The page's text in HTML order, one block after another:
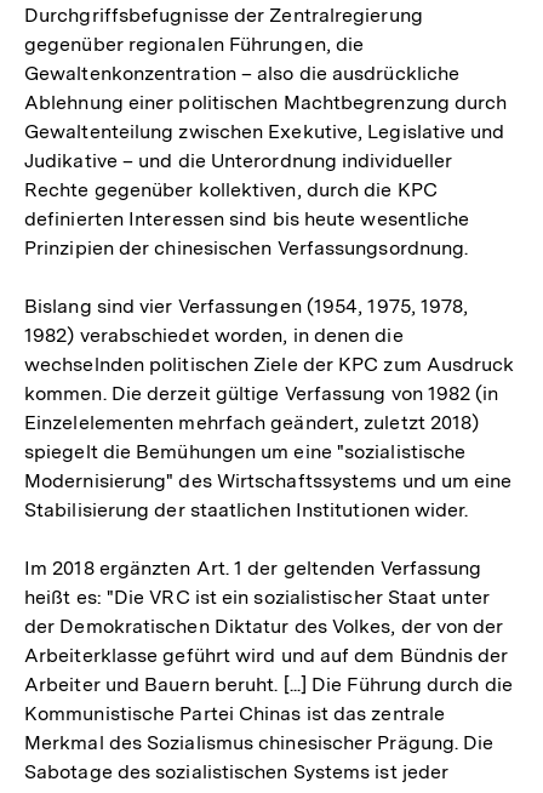
Durchgriffsbefugnisse der Zentralregierung
gegenüber regionalen Führungen, die
Gewaltenkonzentration – also die ausdrückliche
Ablehnung einer politischen Machtbegrenzung durch
Gewaltenteilung zwischen Exekutive, Legislative und
Judikative – und die Unterordnung individueller
Rechte gegenüber kollektiven, durch die KPC
definierten Interessen sind bis heute wesentliche
Prinzipien der chinesischen Verfassungsordnung.
Bislang sind vier Verfassungen (1954, 1975, 1978,
1982) verabschiedet worden, in denen die
wechselnden politischen Ziele der KPC zum Ausdruck
kommen. Die derzeit gültige Verfassung von 1982 (in
Einzelelementen mehrfach geändert, zuletzt 2018)
spiegelt die Bemühungen um eine "sozialistische
Modernisierung" des Wirtschaftssystems und um eine
Stabilisierung der staatlichen Institutionen wider.
Im 2018 ergänzten Art. 1 der geltenden Verfassung
heißt es: "Die VRC ist ein sozialistischer Staat unter
der Demokratischen Diktatur des Volkes, der von der
Arbeiterklasse geführt wird und auf dem Bündnis der
Arbeiter und Bauern beruht. [...] Die Führung durch die
Kommunistische Partei Chinas ist das zentrale
Merkmal des Sozialismus chinesischer Prägung. Die
Sabotage des sozialistischen Systems ist jeder